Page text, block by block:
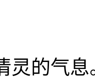
灵的气息